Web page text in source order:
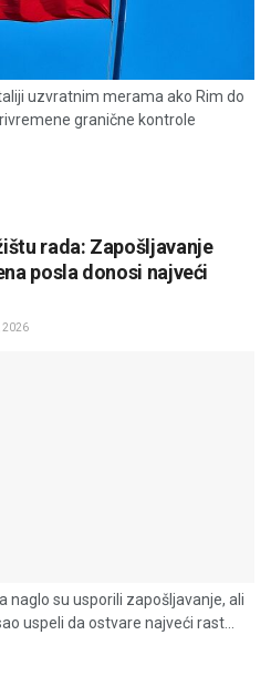
uzvratnim merama ako Rim do
granične kontrole
rada: Zapošljavanje
posla donosi najveći
2026
naglo su usporili zapošljavanje, ali
uspeli da ostvare najveći rast...